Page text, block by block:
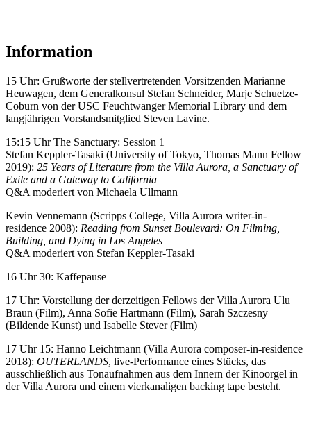
Information
15 Uhr: Grußworte der stellvertretenden Vorsitzenden Marianne
Heuwagen, dem Generalkonsul Stefan Schneider, Marje Schuetze-
Coburn von der USC Feuchtwanger Memorial Library und dem
langjährigen Vorstandsmitglied Steven Lavine.
15:15 Uhr The Sanctuary: Session 1
Stefan Keppler-Tasaki (University of Tokyo, Thomas Mann Fellow
2019): 25 Years of Literature from the Villa Aurora, a Sanctuary of
Exile and a Gateway to California
Q&A moderiert von Michaela Ullmann
Kevin Vennemann (Scripps College, Villa Aurora writer-in-
residence 2008): Reading from Sunset Boulevard: On Filming,
Building, and Dying in Los Angeles
Q&A moderiert von Stefan Keppler-Tasaki
16 Uhr 30: Kaffepause
17 Uhr: Vorstellung der derzeitigen Fellows der Villa Aurora Ulu
Braun (Film), Anna Sofie Hartmann (Film), Sarah Szczesny
(Bildende Kunst) und Isabelle Stever (Film)
17 Uhr 15: Hanno Leichtmann (Villa Aurora composer-in-residence
2018): OUTERLANDS, live-Performance eines Stücks, das
ausschließlich aus Tonaufnahmen aus dem Innern der Kinoorgel in
der Villa Aurora und einem vierkanaligen backing tape besteht.